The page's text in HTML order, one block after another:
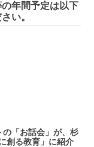
年間予定は以下
い。
「お話会」が、杉
創る教育」に紹介